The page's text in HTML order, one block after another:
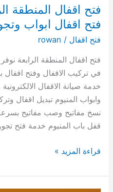
فتح اقفال ابواب
فتح اقفال /
rowan
فتح اقفال المنطقة الرابعة
في تركيب الاقفال وفتح اقفال
خدمة صيانة الاقفال
وابواب المنيوم تبديل اقفال
نسخ مفاتيح وصب مفاتيح
قفل باب المنيوم خدمة فتح
وسيارات
قراءة المزيد »